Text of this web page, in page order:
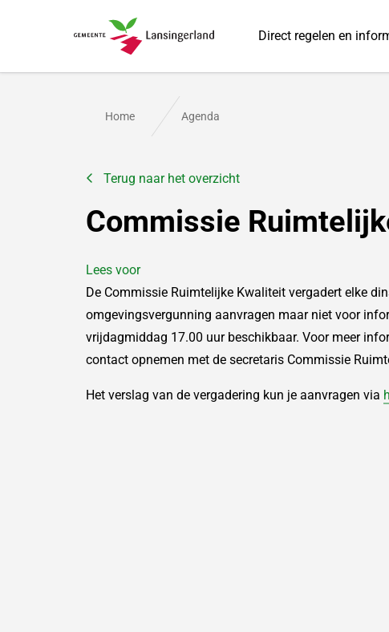
Direct regelen en
Home Agenda
Terug naar het overzicht
Commissie
Lees voor
De Commissie Ruimtelijke Kwaliteit vergadert elke
omgevingsvergunning aanvragen maar niet voor
vrijdagmiddag 17.00 uur beschikbaar. Voor meer
contact opnemen met de secretaris Commissie
Het verslag van de vergadering kun je aanvragen via